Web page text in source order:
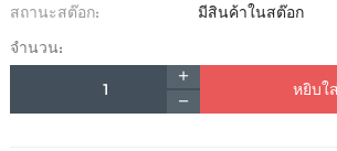
สถานะสต๊อก:
มีสินค้าในสต๊อก
จำนวน:
หยิบใ